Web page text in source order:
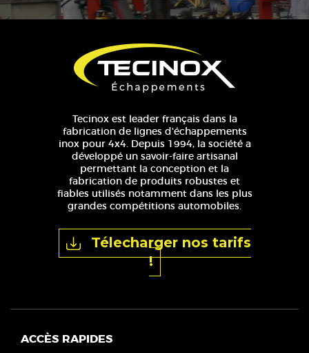
Tecinox est leader français dans la
fabrication de lignes d'échappements
inox pour 4x4. Depuis 1994, la société a
développé un savoir-faire artisanal
permettant la conception et la
fabrication de produits robustes et
fiables utilisés notamment dans les plus
grandes compétitions automobiles.
Télecharger nos tarifs
!
ACCÈS RAPIDES